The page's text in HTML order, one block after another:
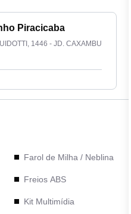
Piracicaba
1446 - JD. CAXAMBU
Farol de Milha / Neblina
Freios ABS
Kit Multimídia